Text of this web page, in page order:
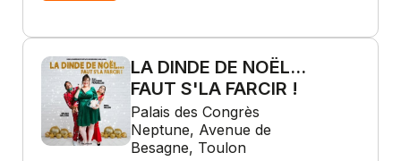
LA DINDE DE NOËL...
FAUT S'LA FARCIR !
Palais des Congrès
Neptune, Avenue de
Besagne, Toulon